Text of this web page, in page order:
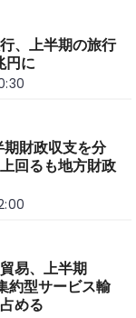
、上半期の旅行
円に
財政収支を分
回るも地方財政
易、上半期
型サービス輸
める